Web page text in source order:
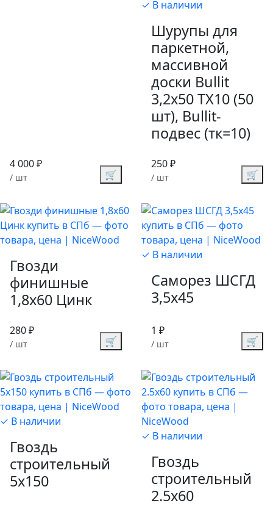
4 000 ₽
/ шт 🛒
✓ В наличии
Шурупы для
паркетной,
массивной
доски Bullit
3,2х50 TX10 (50
шт), Bullit-
подвес (тк=10)
250 ₽
/ шт 🛒
Гвозди
финишные
1,8х60 Цинк
280 ₽
/ шт 🛒
✓ В наличии
Саморез ШСГД
3,5х45
1 ₽
/ шт 🛒
✓ В наличии
Гвоздь
строительный
5х150
✓ В наличии
Гвоздь
строительный
2.5х60